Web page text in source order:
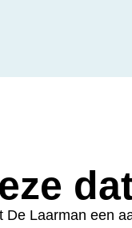
De Laarman een